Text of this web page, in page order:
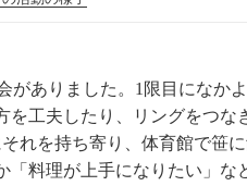
がありました。 1 限目になか
を工夫したり、リングをつ
それを持ち寄り、体育館で笹
「料理が上手になりたい」な